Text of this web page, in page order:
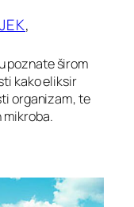
poznate širom
kako eliksir
organizam, te
mikroba.